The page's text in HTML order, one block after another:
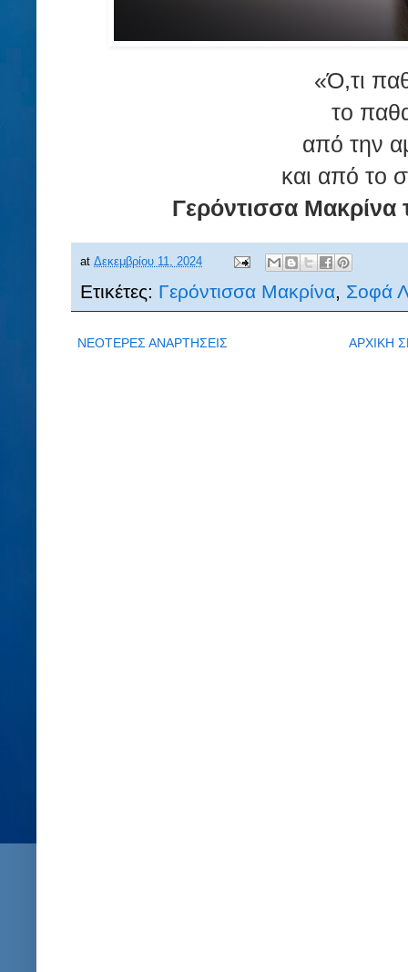
«Ό,τι
το
από την
και από το
Γερόντισσα Μακρίνα
at Δεκεμβρίου 11, 2024
Ετικέτες: Γερόντισσα Μακρίνα Σοφά
ΝΕΟΤΕΡΕΣ ΑΝΑΡΤΗΣΕΙΣ ΑΡΧΙΚΗ